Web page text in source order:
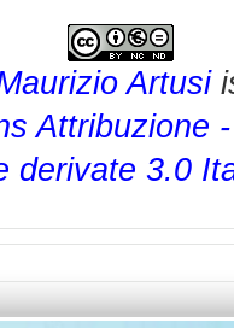
Artusi
Attribuzione
derivate 3.0